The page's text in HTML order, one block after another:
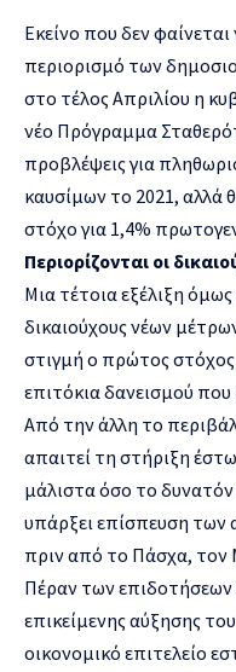
Εκείνο που δεν φαίνεται
περιορισμό των
στο τέλος Απριλίου η
νέο Πρόγραμμα
προβλέψεις για
καυσίμων το 2021, αλλά
στόχο για 1,4%
Περιορίζονται οι
Μια τέτοια εξέλιξη
δικαιούχους νέων
στιγμή ο πρώτος στόχος
επιτόκια δανεισμού
Από την άλλη το
απαιτεί τη στήριξη
μάλιστα όσο το
υπάρξει επίσπευση
πριν από το Πάσχα, τον
Πέραν των επιδοτήσεων
επικείμενης αύξησης
οικονομικό επιτελείο